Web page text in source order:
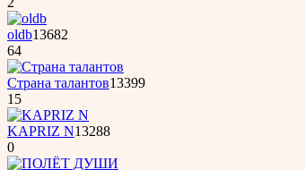
oldb13682
64
Страна талантов13399
15
KAPRIZ N13288
0